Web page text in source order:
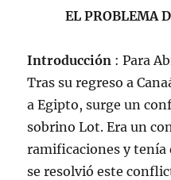
EL PROBLEMA
Introducción : Para
Tras su regreso a
a Egipto, surge un
sobrino Lot. Era un
ramificaciones y tenía
se resolvió este